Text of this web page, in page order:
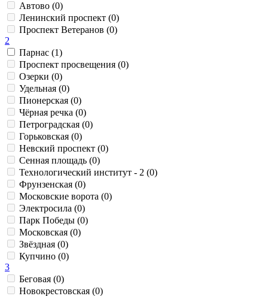
Автово (0)
Ленинский проспект (0)
Проспект Ветеранов (0)
2
Парнас (1)
Проспект просвещения (0)
Озерки (0)
Удельная (0)
Пионерская (0)
Чёрная речка (0)
Петроградская (0)
Горьковская (0)
Невский проспект (0)
Сенная площадь (0)
Технологический институт - 2 (0)
Фрунзенская (0)
Московские ворота (0)
Электросила (0)
Парк Победы (0)
Московская (0)
Звёздная (0)
Купчино (0)
3
Беговая (0)
Новокрестовская (0)